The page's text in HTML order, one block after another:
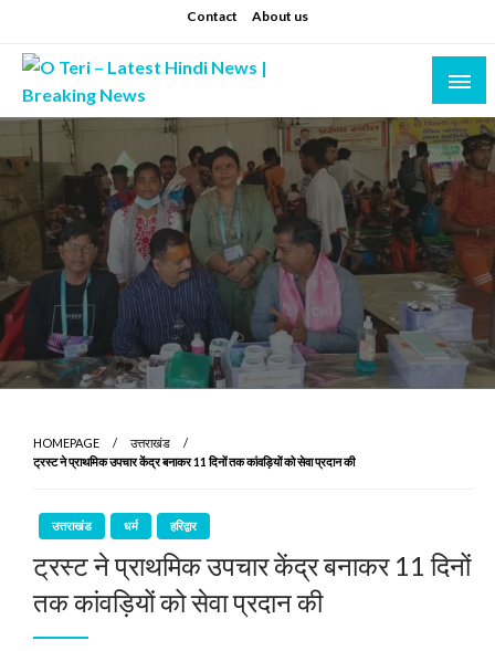
to
content
Contact About us
O Teri – Latest Hindi News | Breaking News
Prashant sharma (shastri)
HOMEPAGE
उत्तराखंड
ट्रस्ट ने प्राथमिक उपचार केंद्र बनाकर 11 दिनों तक कांवड़ियों को सेवा प्रदान की
उत्तराखंड धर्म हरिद्वार
ट्रस्ट ने प्राथमिक उपचार केंद्र बनाकर 11 दिनों
तक कांवड़ियों को सेवा प्रदान की